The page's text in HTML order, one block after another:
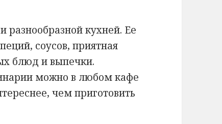
разнообразной кухней. Ее
соусов, приятная
блюд и выпечки.
можно в любом кафе
чем приготовить